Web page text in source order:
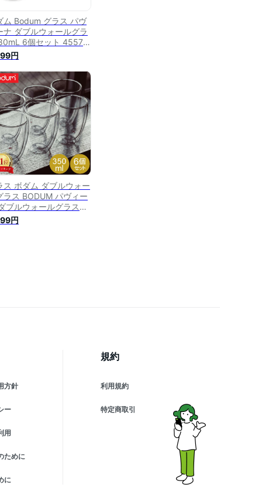
ム Bodum グラス パヴ
ナ ダブルウォールグラ
6個セット 4557-
PAVINA 二重構造 耐
温 Double Wall Glass
円
ス ボダム ダブルウォー
ラス BODUM パヴィー
ブルウォールグラス
6個セット 耐熱 保
冷 二重構造 4559-10-
円
方針
ー
用
ために
に
規約
利用規約
特定商取引